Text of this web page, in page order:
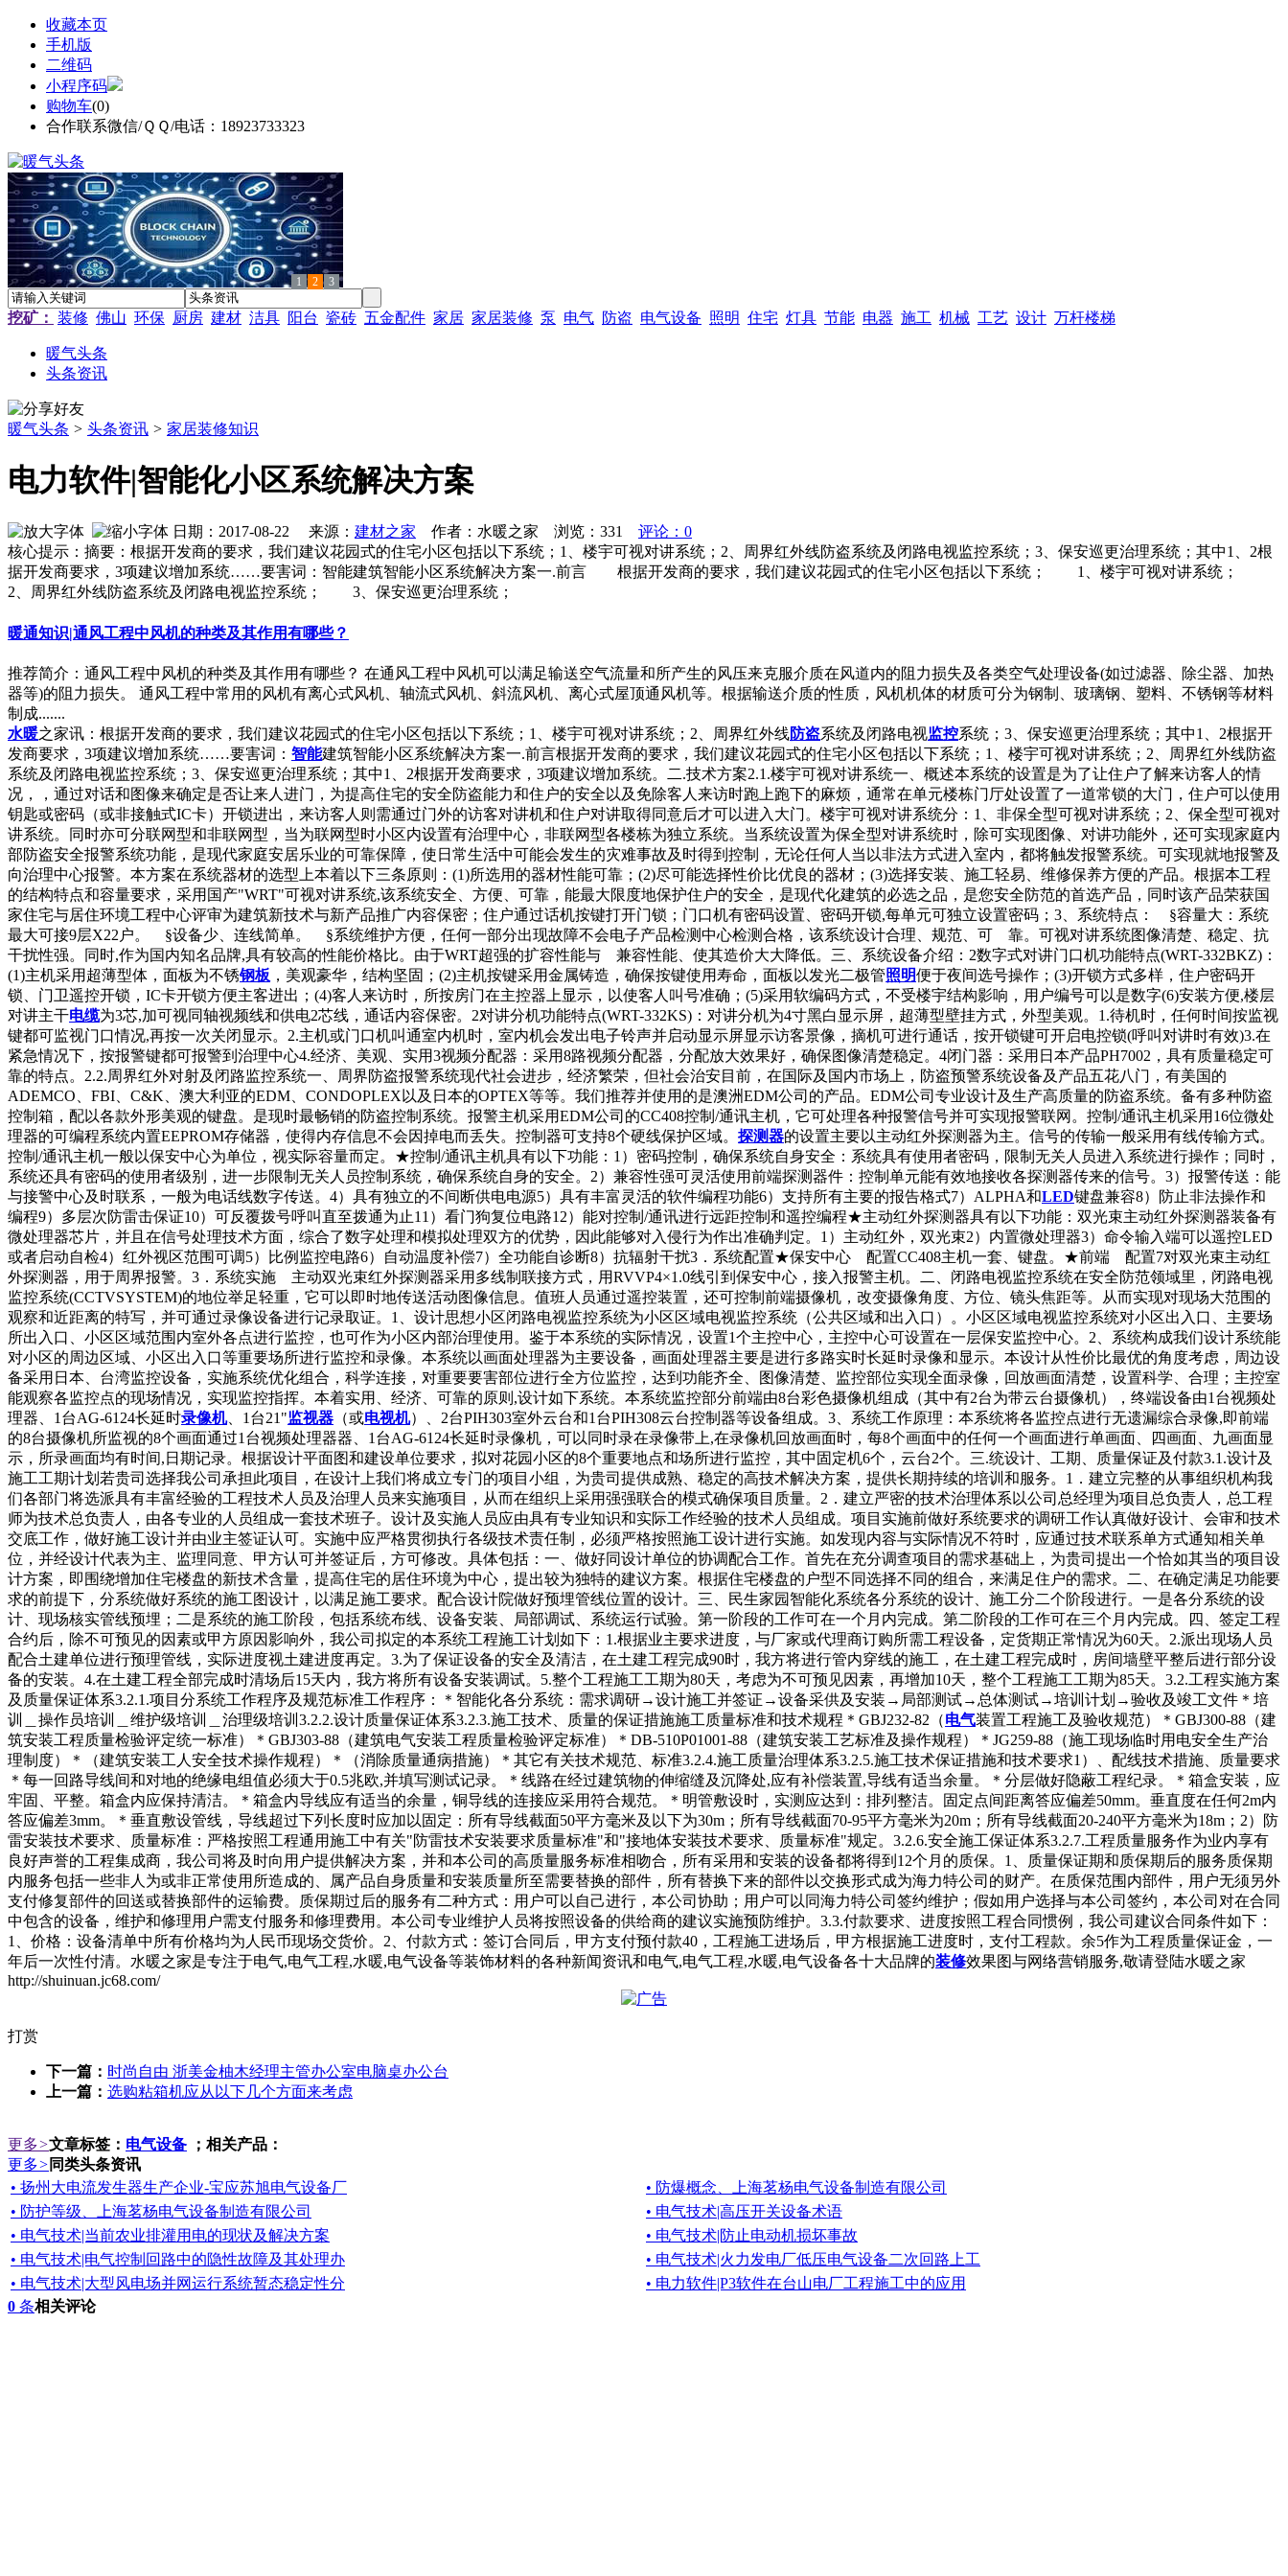
收藏本页
手机版
二维码
小程序码
购物车(0)
合作联系微信/ＱＱ/电话：18923733323
1 2 3
挖矿： 装修 佛山 环保 厨房 建材 洁具 阳台 瓷砖 五金配件 家居 家居装修 泵 电气 防盗 电气设备 照明 住宅 灯具 节能 电器 施工 机械 工艺 设计 万杆楼梯
暖气头条
头条资讯
暖气头条 > 头条资讯 > 家居装修知识
电力软件|智能化小区系统解决方案
日期：2017-08-22 来源： 建材之家 作者：水暖之家 浏览： 331
评论：0
核心提示：摘要：根据开发商的要求，我们建议花园式的住宅小区包括以下系统；1、楼宇可视对讲系统；2、周界红外线防盗系统及闭路电视监控系统；3、保安巡更治理系统；其中1、2根
据开发商要求，3项建议增加系统……要害词：智能建筑智能小区系统解决方案一.前言 根据开发商的要求，我们建议花园式的住宅小区包括以下系统； 1、楼宇可视对讲系统；
2、周界红外线防盗系统及闭路电视监控系统； 3、保安巡更治理系统；
暖通知识|通风工程中风机的种类及其作用有哪些？
推荐简介：通风工程中风机的种类及其作用有哪些？ 在通风工程中风机可以满足输送空气流量和所产生的风压来克服介质在风道内的阻力损失及各类空气处理设备(如过滤器、除尘器、加热
器等)的阻力损失。 通风工程中常用的风机有离心式风机、轴流式风机、斜流风机、离心式屋顶通风机等。根据输送介质的性质，风机机体的材质可分为钢制、玻璃钢、塑料、不锈钢等材料
制成.......
水暖之家讯：根据开发商的要求，我们建议花园式的住宅小区包括以下系统；1、楼宇可视对讲系统；2、周界红外线防盗系统及闭路电视监控系统；3、保安巡更治理系统；其中1、2根据开
发商要求，3项建议增加系统……要害词： 智能建筑智能小区系统解决方案一.前言根据开发商的要求，我们建议花园式的住宅小区包括以下系统；1、楼宇可视对讲系统；2、周界红外线防盗
系统及闭路电视监控系统；3、保安巡更治理系统；其中1、2根据开发商要求，3项建议增加系统。二.技术方案2.1.楼宇可视对讲系统一、概述本系统的设置是为了让住户了解来访客人的情
况，，通过对话和图像来确定是否让来人进门，为提高住宅的安全防盗能力和住户的安全以及免除客人来访时跑上跑下的麻烦，通常在单元楼栋门厅处设置了一道常锁的大门，住户可以使用
钥匙或密码（或非接触式IC卡）开锁进出，来访客人则需通过门外的访客对讲机和住户对讲取得同意后才可以进入大门。楼宇可视对讲系统分：1、非保全型可视对讲系统；2、保全型可视对
讲系统。同时亦可分联网型和非联网型，当为联网型时小区内设置有治理中心，非联网型各楼栋为独立系统。当系统设置为保全型对讲系统时，除可实现图像、对讲功能外，还可实现家庭内
部防盗安全报警系统功能，是现代家庭安居乐业的可靠保障，使日常生活中可能会发生的灾难事故及时得到控制，无论任何人当以非法方式进入室内，都将触发报警系统。可实现就地报警及
向治理中心报警。本方案在系统器材的选型上本着以下三条原则：(1)所选用的器材性能可靠；(2)尽可能选择性价比优良的器材；(3)选择安装、施工轻易、维修保养方便的产品。根据本工程
的结构特点和容量要求，采用国产"WRT"可视对讲系统,该系统安全、方便、可靠，能最大限度地保护住户的安全，是现代化建筑的必选之品，是您安全防范的首选产品，同时该产品荣获国
家住宅与居住环境工程中心评审为建筑新技术与新产品推广内容保密；住户通过话机按键打开门锁；门口机有密码设置、密码开锁,每单元可独立设置密码；3、系统特点： §容量大：系统
最大可接9层X22户。 §设备少、连线简单。 §系统维护方便，任何一部分出现故障不会电子产品检测中心检测合格，该系统设计合理、规范、可 靠。可视对讲系统图像清楚、稳定、抗
干扰性强。同时,作为国内知名品牌,具有较高的性能价格比。由于WRT超强的扩容性能与 兼容性能、使其造价大大降低。三、系统设备介绍：2数字式对讲门口机功能特点(WRT-332BKZ)：
(1)主机采用超薄型体，面板为不锈钢板 ，美观豪华，结构坚固；(2)主机按键采用金属铸造，确保按键使用寿命，面板以发光二极管照明便于夜间选号操作；(3)开锁方式多样，住户密码开
锁、门卫遥控开锁，IC卡开锁方便主客进出；(4)客人来访时，所按房门在主控器上显示，以使客人叫号准确；(5)采用软编码方式，不受楼宇结构影响，用户编号可以是数字(6)安装方便,楼层
对讲主干电缆为3芯,加可视同轴视频线和供电2芯线，通话内容保密。2对讲分机功能特点(WRT-332KS)：对讲分机为4寸黑白显示屏，超薄型壁挂方式，外型美观。1.待机时，任何时间按监视
键都可监视门口情况,再按一次关闭显示。2.主机或门口机叫通室内机时，室内机会发出电子铃声并启动显示屏显示访客景像，摘机可进行通话，按开锁键可开启电控锁(呼叫对讲时有效)3.在
紧急情况下，按报警键都可报警到治理中心4.经济、美观、实用3视频分配器：采用8路视频分配器，分配放大效果好，确保图像清楚稳定。4闭门器：采用日本产品PH7002，具有质量稳定可
靠的特点。2.2.周界红外对射及闭路监控系统一、周界防盗报警系统现代社会进步，经济繁荣，但社会治安目前，在国际及国内市场上，防盗预警系统设备及产品五花八门，有美国的
ADEMCO、FBI、C&K、澳大利亚的EDM、CONDOPLEX以及日本的OPTEX等等。我们推荐并使用的是澳洲EDM公司的产品。EDM公司专业设计及生产高质量的防盗系统。备有多种防盗
控制箱，配以各款外形美观的键盘。是现时最畅销的防盗控制系统。报警主机采用EDM公司的CC408控制/通讯主机，它可处理各种报警信号并可实现报警联网。控制/通讯主机采用16位微处
理器的可编程系统内置EEPROM存储器，使得内存信息不会因掉电而丢失。控制器可支持8个硬线保护区域。 探测器的设置主要以主动红外探测器为主。信号的传输一般采用有线传输方式。
控制/通讯主机一般以保安中心为单位，视实际容量而定。★控制/通讯主机具有以下功能：1）密码控制，确保系统自身安全：系统具有使用者密码，限制无关人员进入系统进行操作；同时，
系统还具有密码的使用者级别，进一步限制无关人员控制系统，确保系统自身的安全。2）兼容性强可灵活使用前端探测器件：控制单元能有效地接收各探测器传来的信号。3）报警传送：能
与接警中心及时联系，一般为电话线数字传送。4）具有独立的不间断供电电源5）具有丰富灵活的软件编程功能6）支持所有主要的报告格式7）ALPHA和LED键盘兼容8）防止非法操作和
编程9）多层次防雷击保证10）可反覆拨号呼叫直至拨通为止11）看门狗复位电路12）能对控制/通讯进行远距控制和遥控编程★主动红外探测器具有以下功能：双光束主动红外探测器装备有
微处理器芯片，并且在信号处理技术方面，综合了数字处理和模拟处理双方的优势，因此能够对入侵行为作出准确判定。1）主动红外，双光束2）内置微处理器3）命令输入端可以遥控LED
或者启动自检4）红外视区范围可调5）比例监控电路6）自动温度补偿7）全功能自诊断8）抗辐射干扰3．系统配置★保安中心 配置CC408主机一套、键盘。★前端 配置7对双光束主动红
外探测器，用于周界报警。3．系统实施 主动双光束红外探测器采用多线制联接方式，用RVVP4×1.0线引到保安中心，接入报警主机。二、闭路电视监控系统在安全防范领域里，闭路电视
监控系统(CCTVSYSTEM)的地位举足轻重，它可以即时地传送活动图像信息。值班人员通过遥控装置，还可控制前端摄像机，改变摄像角度、方位、镜头焦距等。从而实现对现场大范围的
观察和近距离的特写，并可通过录像设备进行记录取证。1、设计思想小区闭路电视监控系统为小区区域电视监控系统（公共区域和出入口）。小区区域电视监控系统对小区出入口、主要场
所出入口、小区区域范围内室外各点进行监控，也可作为小区内部治理使用。鉴于本系统的实际情况，设置1个主控中心，主控中心可设置在一层保安监控中心。2、系统构成我们设计系统能
对小区的周边区域、小区出入口等重要场所进行监控和录像。本系统以画面处理器为主要设备，画面处理器主要是进行多路实时长延时录像和显示。本设计从性价比最优的角度考虑，周边设
备采用日本、台湾监控设备，实施系统优化组合，科学连接，对重要要害部位进行全方位监控，达到功能齐全、图像清楚、监控部位实现全面录像，回放画面清楚，设置科学、合理；主控室
能观察各监控点的现场情况，实现监控指挥。本着实用、经济、可靠的原则,设计如下系统。本系统监控部分前端由8台彩色摄像机组成（其中有2台为带云台摄像机），终端设备由1台视频处
理器、1台AG-6124长延时录像机、1台21"监视器 （或电视机）、2台PIH303室外云台和1台PIH308云台控制器等设备组成。3、系统工作原理：本系统将各监控点进行无遗漏综合录像,即前端
的8台摄像机所监视的8个画面通过1台视频处理器器、1台AG-6124长延时录像机，可以同时录在录像带上,在录像机回放画面时，每8个画面中的任何一个画面进行单画面、四画面、九画面显
示，所录画面均有时间,日期记录。根据设计平面图和建设单位要求，拟对花园小区的8个重要地点和场所进行监控，其中固定机6个，云台2个。三.统设计、工期、质量保证及付款3.1.设计及
施工工期计划若贵司选择我公司承担此项目，在设计上我们将成立专门的项目小组，为贵司提供成熟、稳定的高技术解决方案，提供长期持续的培训和服务。1．建立完整的从事组织机构我
们各部门将选派具有丰富经验的工程技术人员及治理人员来实施项目，从而在组织上采用强强联合的模式确保项目质量。2．建立严密的技术治理体系以公司总经理为项目总负责人，总工程
师为技术总负责人，由各专业的人员组成一套技术班子。设计及实施人员应由具有专业知识和实际工作经验的技术人员组成。项目实施前做好系统要求的调研工作认真做好设计、会审和技术
交底工作，做好施工设计并由业主签证认可。实施中应严格贯彻执行各级技术责任制，必须严格按照施工设计进行实施。如发现内容与实际情况不符时，应通过技术联系单方式通知相关单
位，并经设计代表为主、监理同意、甲方认可并签证后，方可修改。具体包括：一、做好同设计单位的协调配合工作。首先在充分调查项目的需求基础上，为贵司提出一个恰如其当的项目设
计方案，即围绕增加住宅楼盘的新技术含量，提高住宅的居住环境为中心，提出较为独特的建议方案。根据住宅楼盘的户型不同选择不同的组合，来满足住户的需求。二、在确定满足功能要
求的前提下，分系统做好系统的施工图设计，以满足施工要求。配合设计院做好预埋管线位置的设计。三、民生家园智能化系统各分系统的设计、施工分二个阶段进行。一是各分系统的设
计、现场核实管线预埋；二是系统的施工阶段，包括系统布线、设备安装、局部调试、系统运行试验。第一阶段的工作可在一个月内完成。第二阶段的工作可在三个月内完成。四、签定工程
合约后，除不可预见的因素或甲方原因影响外，我公司拟定的本系统工程施工计划如下：1.根据业主要求进度，与厂家或代理商订购所需工程设备，定货期正常情况为60天。2.派出现场人员
配合土建单位进行预理管线，实际进度视土建进度再定。3.为了保证设备的安全及清洁，在土建工程完成90时，我方将进行管内穿线的施工，在土建工程完成时，房间墙壁平整后进行部分设
备的安装。4.在土建工程全部完成时清场后15天内，我方将所有设备安装调试。5.整个工程施工工期为80天，考虑为不可预见因素，再增加10天，整个工程施工工期为85天。3.2.工程实施方案
及质量保证体系3.2.1.项目分系统工作程序及规范标准工作程序：＊智能化各分系统：需求调研→设计施工并签证→设备采供及安装→局部测试→总体测试→培训计划→验收及竣工文件＊培
训＿操作员培训＿维护级培训＿治理级培训3.2.2.设计质量保证体系3.2.3.施工技术、质量的保证措施施工质量标准和技术规程＊GBJ232-82（电气装置工程施工及验收规范）＊GBJ300-88（建
筑安装工程质量检验评定统一标准）＊GBJ303-88（建筑电气安装工程质量检验评定标准）＊DB-510P01001-88（建筑安装工艺标准及操作规程）＊JG259-88（施工现场临时用电安全生产治
理制度）＊（建筑安装工人安全技术操作规程）＊（消除质量通病措施）＊其它有关技术规范、标准3.2.4.施工质量治理体系3.2.5.施工技术保证措施和技术要求1）、配线技术措施、质量要求
＊每一回路导线间和对地的绝缘电组值必须大于0.5兆欧,并填写测试记录。＊线路在经过建筑物的伸缩缝及沉降处,应有补偿装置,导线有适当余量。＊分层做好隐蔽工程纪录。＊箱盒安装，应
牢固、平整。箱盒内应保持清洁。＊箱盒内导线应有适当的余量，铜导线的连接应采用符合规范。＊明管敷设时，实测应达到：排列整洁。固定点间距离答应偏差50mm。垂直度在任何2m内
答应偏差3mm。＊垂直敷设管线，导线超过下列长度时应加以固定：所有导线截面50平方毫米及以下为30m；所有导线截面70-95平方毫米为20m；所有导线截面20-240平方毫米为18m；2）防
雷安装技术要求、质量标准：严格按照工程通用施工中有关"防雷技术安装要求质量标准"和"接地体安装技术要求、质量标准"规定。3.2.6.安全施工保证体系3.2.7.工程质量服务作为业内享有
良好声誉的工程集成商，我公司将及时向用户提供解决方案，并和本公司的高质量服务标准相吻合，所有采用和安装的设备都将得到12个月的质保。1、质量保证期和质保期后的服务质保期
内服务包括一些非人为或非正常使用所造成的、属产品自身质量和安装质量所至需要替换的部件，所有替换下来的部件以交换形式成为海力特公司的财产。在质保范围内部件，用户无须另外
支付修复部件的回送或替换部件的运输费。质保期过后的服务有二种方式：用户可以自己进行，本公司协助；用户可以同海力特公司签约维护；假如用户选择与本公司签约，本公司对在合同
中包含的设备，维护和修理用户需支付服务和修理费用。本公司专业维护人员将按照设备的供给商的建议实施预防维护。3.3.付款要求、进度按照工程合同惯例，我公司建议合同条件如下：
1、价格：设备清单中所有价格均为人民币现场交货价。2、付款方式：签订合同后，甲方支付预付款40，工程施工进场后，甲方根据施工进度时，支付工程款。余5作为工程质量保证金，一
年后一次性付清。水暖之家是专注于电气,电气工程,水暖,电气设备等装饰材料的各种新闻资讯和电气,电气工程,水暖,电气设备各十大品牌的装修效果图与网络营销服务,敬请登陆水暖之家
http://shuinuan.jc68.com/
打赏
下一篇： 时尚自由 浙美金柚木经理主管办公室电脑桌办公台
上一篇： 选购粘箱机应从以下几个方面来考虑
更多>文章标签： 电气设备 ；相关产品：
更多> 同类头条资讯
• 扬州大电流发生器生产企业-宝应苏旭电气设备厂
• 防爆概念、上海茗杨电气设备制造有限公司
• 防护等级、上海茗杨电气设备制造有限公司
• 电气技术|高压开关设备术语
• 电气技术|当前农业排灌用电的现状及解决方案
• 电气技术|防止电动机损坏事故
• 电气技术|电气控制回路中的隐性故障及其处理办
• 电气技术|火力发电厂低压电气设备二次回路上工
• 电气技术|大型风电场并网运行系统暂态稳定性分
• 电力软件|P3软件在台山电厂工程施工中的应用
0 条相关评论